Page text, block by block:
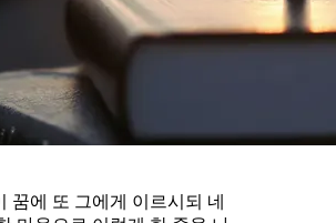
꿈에 또 그에게 이르시되 네